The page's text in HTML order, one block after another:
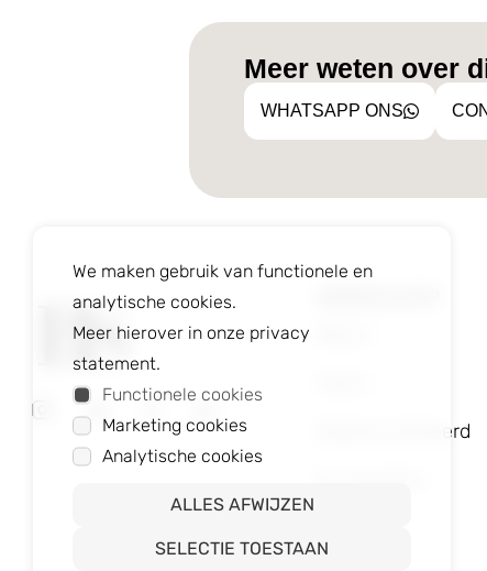
Meer weten over
WHATSAPP ONS
Gepersonaliseerd
We maken gebruik van functionele en
analytische cookies.
Meer hierover in onze privacy
statement.
Functionele cookies
Marketing cookies
Analytische cookies
ALLES AFWIJZEN
SELECTIE TOESTAAN